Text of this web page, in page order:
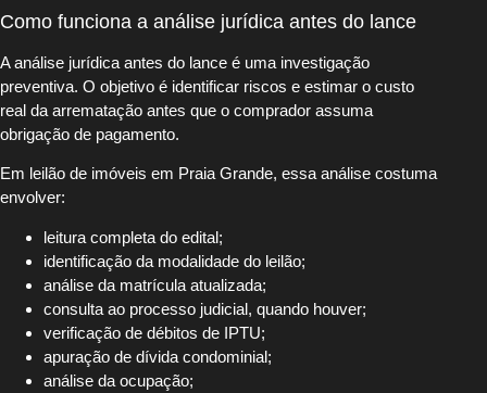
Como funciona a análise jurídica antes do lance
A análise jurídica antes do lance é uma investigação
preventiva. O objetivo é identificar riscos e estimar o custo
real da arrematação antes que o comprador assuma
obrigação de pagamento.
Em leilão de imóveis em Praia Grande, essa análise costuma
envolver:
leitura completa do edital;
identificação da modalidade do leilão;
análise da matrícula atualizada;
consulta ao processo judicial, quando houver;
verificação de débitos de IPTU;
apuração de dívida condominial;
análise da ocupação;